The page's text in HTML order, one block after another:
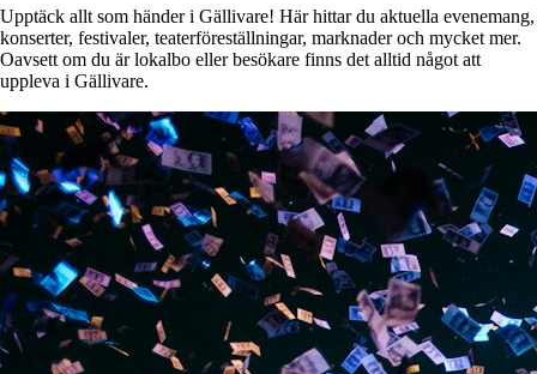
Upptäck allt som händer i Gällivare! Här hittar du aktuella evenemang,
konserter, festivaler, teaterföreställningar, marknader och mycket mer.
Oavsett om du är lokalbo eller besökare finns det alltid något att
uppleva i Gällivare.